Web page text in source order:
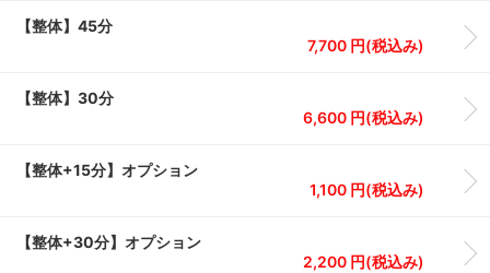
【整体】45分
7,700 円(税込み)
【整体】30分
6,600 円(税込み)
【整体+15分】オプション
1,100 円(税込み)
【整体+30分】オプション
2,200 円(税込み)